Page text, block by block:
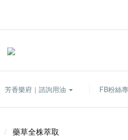
芳香樂府｜諮詢用油 FB粉絲
藥草全株萃取